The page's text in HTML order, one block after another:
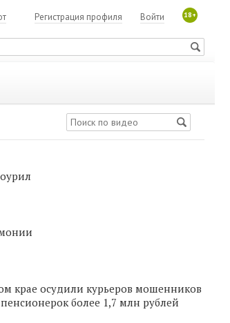
18+
Войти
Регистрация профиля
крае осудили курьеров мошенников
более 1,7 млн рублей